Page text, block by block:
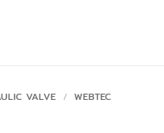
VALVE / WEBTEC